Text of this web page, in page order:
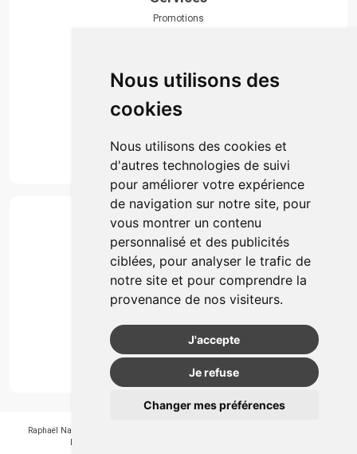
Nous utilisons des
cookies
Nous utilisons des cookies et
d'autres technologies de suivi
pour améliorer votre expérience
de navigation sur notre site, pour
vous montrer un contenu
personnalisé et des publicités
ciblées, pour analyser le trafic de
notre site et pour comprendre la
provenance de nos visiteurs.
J'accepte
Je refuse
Changer mes préférences
Promotions
Actualités & conseils
Événements
Marques
Suivez-nous
Paiement
Simple, rapide et 100% sécurisé
Retrait & Livriason
Retrait en automate ou Locker
Livraison chez vous
Raphaël Nahon